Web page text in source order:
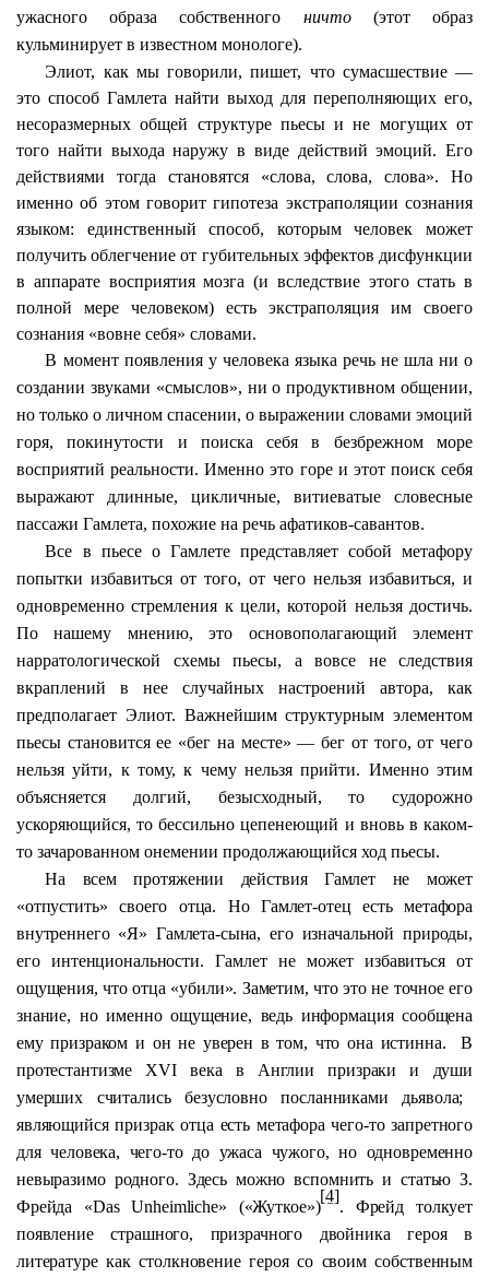
ужасного образа собственного ничто(этот образ
кульминирует в известном монологе).
Элиот, как мы говорили, пишет, что сумасшествие —
это способ Гамлета найти выход для переполняющих его,
несоразмерных общей структуре пьесы и не могущих от
того найти выхода наружу в виде действий эмоций. Его
действиями тогда становятся «слова, слова, слова». Но
именно об этом говорит гипотеза экстраполяции сознания
языком: единственный способ, которым человек может
получить облегчение от губительных эффектов дисфункции
в аппарате восприятия мозга (и вследствие этого стать в
полной мере человеком) есть экстраполяция им своего
сознания «вовне себя» словами.
В момент появления у человека языка речь не шла ни о
создании звуками «смыслов», ни о продуктивном общении,
но только о личном спасении, о выражении словами эмоций
горя,покинутости и поиска себя в безбрежном море
восприятий реальности. Именно это горе и этот поиск себя
выражают длинные, цикличные, витиеватые словесные
пассажи Гамлета, похожие на речь афатиков-савантов.
Все в пьесе о Гамлете представляет собой метафору
попытки избавиться от того, от чего нельзя избавиться, и
одновременно стремления к цели, которой нельзя достичь.
По нашему мнению, это основополагающий элемент
нарратологической схемы пьесы, а вовсе не следствия
вкраплений в нее случайных настроений автора, как
предполагает Элиот. Важнейшим структурным элементом
пьесы становится ее «бег на месте» — бег от того, от чего
нельзя уйти, к тому, к чему нельзя прийти. Именно этим
объясняется долгий, безысходный, то судорожно
ускоряющийся, то бессильно цепенеющий и вновь в каком-
то зачарованном онемении продолжающийся ход пьесы.
На всем протяжении действия Гамлет не может
«отпустить» своего отца. Но Гамлет-отец есть метафора
внутреннего «Я» Гамлета-сына, его изначальной природы,
егоинтенциональности. Гамлет не может избавиться от
ощущения, что отца «убили». Заметим, что это не точное его
знание, но именно ощущение, ведь информация сообщена
ему призраком и он не уверен в том, что она истинна.
В
протестантизме XVI века в Англиипризраки и души
умерших считались безусловно посланниками дьявола;
являющийся призрак отца есть метафора чего-то запретного
для человека, чего-то до ужаса чужого, но одновременно
невыразимо родного. Здесь можно вспомнить и статью З.
Фрейда «Das Unheimliche» («Жуткое»)
[4]
. Фрейд толкует
появление страшного, призрачного двойника героя в
литературе как столкновение героя со своим собственным